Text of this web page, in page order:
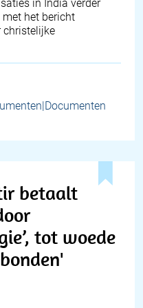
in India verder
met het bericht
christelijke
betaalt
tot woede